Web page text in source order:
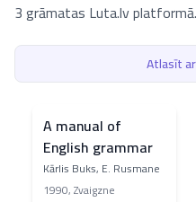
3 grāmatas Luta.lv platformā.
Atlasīt
A manual of
English grammar
Kārlis Buks, E. Rusmane
1990,Zvaigzne